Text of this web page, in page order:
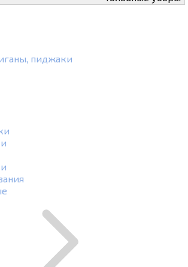
пиджаки